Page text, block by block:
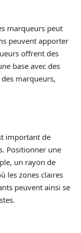
marqueurs peut
peuvent apporter
offrent des
base avec des
marqueurs,
important de
Positionner une
un rayon de
les zones claires
peuvent ainsi se